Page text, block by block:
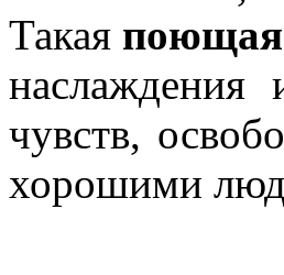
Такая
чувств,
хорошими